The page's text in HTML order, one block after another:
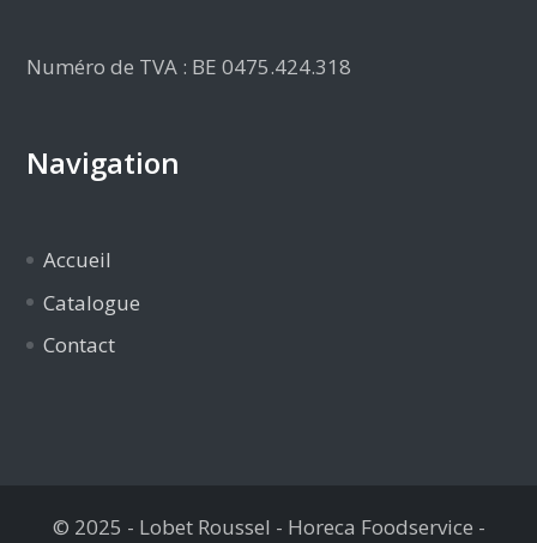
Numéro de TVA : BE 0475.424.318
Navigation
Accueil
Catalogue
Contact
© 2025 - Lobet Roussel - Horeca Foodservice -